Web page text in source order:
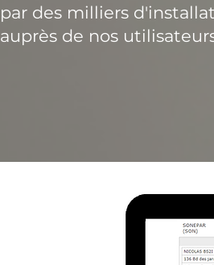
par des milliers
auprès de nos